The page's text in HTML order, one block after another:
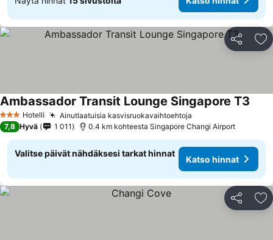
Jaa
3 Tähtiluokitus
Hotelli Ainutlaatuisia kasvisruokavaihtoehtoja
Ambassador Transit Lounge Singapore T3
7,8 Hyvä 1 011 0.4 km kohteesta Singapore Changi Airport
Valitse päivät nähdäksesi tarkat hinnat
Katso hinnat
Jaa